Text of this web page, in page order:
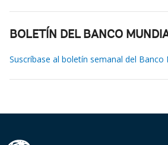
BOLETÍN DEL BANCO
Suscríbase al boletín semanal del Banco